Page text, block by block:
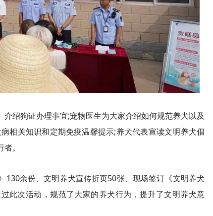
绍狗证办理事宜;宠物医生为大家介绍如何规范养犬以及
相关知识和定期免疫温馨提示;养犬代表宣读文明养犬倡
。
余份、文明养犬宣传折页50张、现场签订《文明养犬
此次活动，规范了大家的养犬行为，提升了文明养犬意